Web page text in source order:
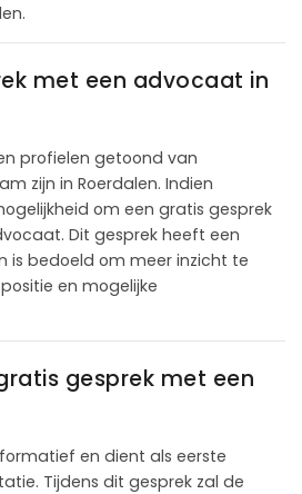
met een advocaat in
profielen getoond van
zijn in Roerdalen. Indien
om een gratis gesprek
Dit gesprek heeft een
is bedoeld om meer inzicht te
en mogelijke
gesprek met een
en dient als eerste
Tijdens dit gesprek zal de